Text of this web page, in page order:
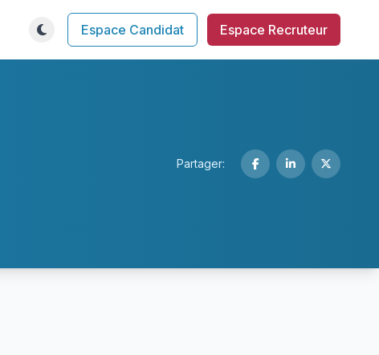
Espace Candidat Espace Recruteur
Partager: